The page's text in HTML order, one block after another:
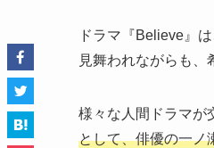
ドラマ『Believe』
見舞われながらも、
様々な人間ドラマが
として、俳優の一ノ